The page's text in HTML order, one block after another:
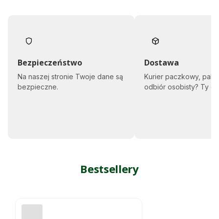
m
i
K
i
Bezpieczeństwo
Na naszej stronie Twoje dane są
bezpieczne.
Dostawa
Kurier paczkowy,
odbiór osobisty? Ty
Bestsellery